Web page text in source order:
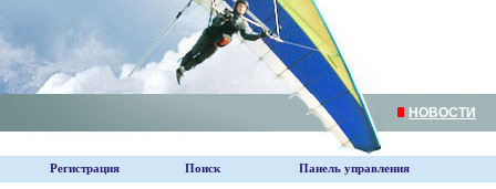
НОВОСТИ
Регистрация Поиск Панель управления